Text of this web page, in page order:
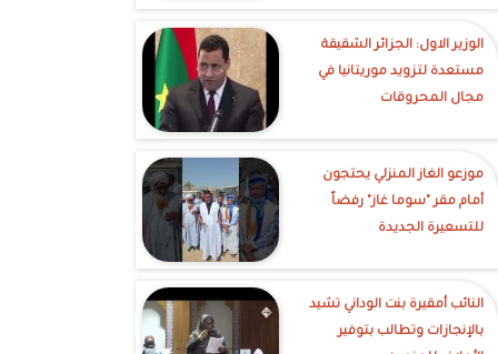
الوزير الاول: الجزائر الشقيقة
مستعدة لتزويد موريتانيا في
مجال المحروقات
موزعو الغاز المنزلي يحتجون
أمام مقر "سوما غاز" رفضاً
للتسعيرة الجديدة
النائب أمقيرة بنت الوداني تشيد
بالإنجازات وتطالب بتوفير